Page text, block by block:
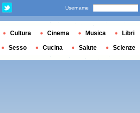
Username
Cultura Cinema Musica Libri
Sesso Cucina Salute Scienze